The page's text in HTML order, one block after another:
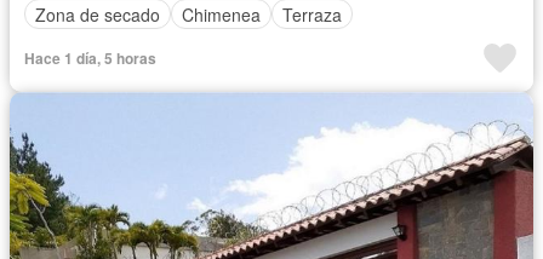
Zona de secado
Chimenea Terraza
Hace 1 día, 5 horas